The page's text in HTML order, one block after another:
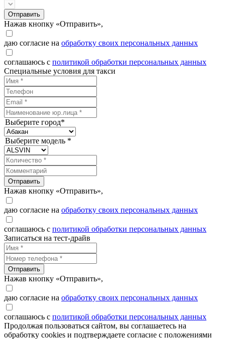
Отправить
Нажав кнопку «Отправить»,
даю согласие на обработку своих персональных данных
соглашаюсь с политикой обработки персональных данных
Специальные условия для такси
Выберите город*
Выберите модель *
Отправить
Нажав кнопку «Отправить»,
даю согласие на обработку своих персональных данных
соглашаюсь с политикой обработки персональных данных
Записаться на тест-драйв
Отправить
Нажав кнопку «Отправить»,
даю согласие на обработку своих персональных данных
соглашаюсь с политикой обработки персональных данных
Продолжая пользоваться сайтом, вы соглашаетесь на
обработку cookies и подтверждаете согласие с положениями